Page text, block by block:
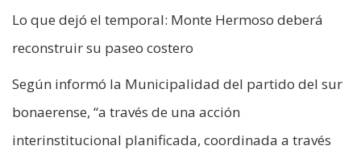
Lo que dejó el temporal: Monte Hermoso deberá
reconstruir su paseo costero
Según informó la Municipalidad del partido del sur
bonaerense, “a través de una acción
interinstitucional planificada, coordinada a través